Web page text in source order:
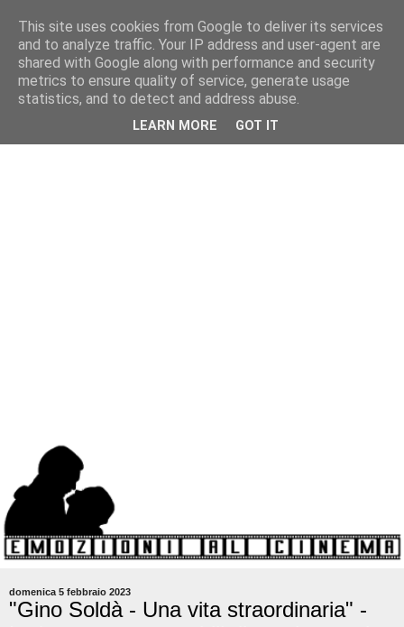
domenica 5 febbraio 2023
"Gino Soldà - Una vita straordinaria" -
This site uses cookies from Google to deliver its services
and to analyze traffic. Your IP address and user-agent are
shared with Google along with performance and security
metrics to ensure quality of service, generate usage
statistics, and to detect and address abuse.
LEARN MORE GOT IT